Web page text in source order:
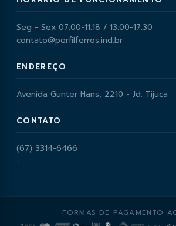
Seg - Sex 07:00-11:18 / 13:00-17:30
contato@perfilferros.ind.br
ENDEREÇO
Avenida Gunter Hans, 2210 - Jd. Tijuca
CONTATO
(67) 3314-6466
-
FORMAS DE PAGAMENTO